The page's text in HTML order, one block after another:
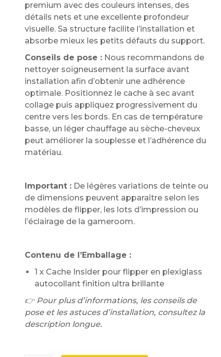
premium avec des couleurs intenses, des
détails nets et une excellente profondeur
visuelle. Sa structure facilite l’installation et
absorbe mieux les petits défauts du support.
Conseils de pose : Nous recommandons de
nettoyer soigneusement la surface avant
installation afin d’obtenir une adhérence
optimale. Positionnez le cache à sec avant
collage puis appliquez progressivement du
centre vers les bords. En cas de température
basse, un léger chauffage au sèche-cheveux
peut améliorer la souplesse et l’adhérence du
matériau.
Important : De légères variations de teinte ou
de dimensions peuvent apparaître selon les
modèles de flipper, les lots d’impression ou
l’éclairage de la gameroom.
Contenu de l’Emballage :
1 x Cache Insider pour flipper en plexiglass
autocollant finition ultra brillante
👉 Pour plus d’informations, les conseils de
pose et les astuces d’installation, consultez la
description longue.